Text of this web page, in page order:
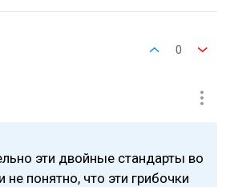
0
эти двойные стандарты во
не понятно, что эти грибочки